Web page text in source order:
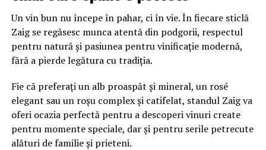
Un vin bun nu începe în pahar, ci în vie. În fiecare sticlă
Zaig se regăsesc munca atentă din podgorii, respectul
pentru natură și pasiunea pentru vinificație modernă,
fără a pierde legătura cu tradiția.
Fie că preferați un alb proaspăt și mineral, un rosé
elegant sau un roșu complex și catifelat, standul Zaig va
oferi ocazia perfectă pentru a descoperi vinuri create
pentru momente speciale, dar și pentru serile petrecute
alături de familie și prieteni.